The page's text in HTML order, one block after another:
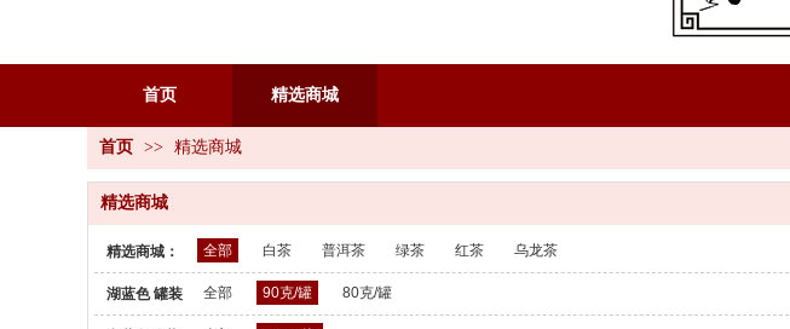
首页 精选商城
首页 >> 精选商城
精选商城
精选商城： 全部 白茶 普洱茶 绿茶 红茶 乌龙茶
湖蓝色 罐装 全部 90克/罐 80克/罐